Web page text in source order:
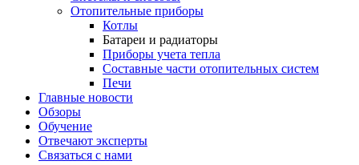
Отопительные приборы
Котлы
Батареи и радиаторы
Приборы учета тепла
Составные части отопительных систем
Печи
Главные новости
Обзоры
Обучение
Отвечают эксперты
Связаться с нами